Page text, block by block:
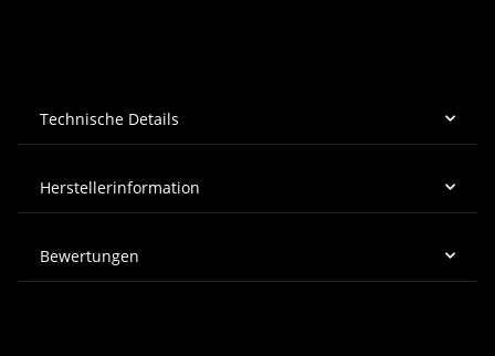
Technische Details
Herstellerinformation
Bewertungen